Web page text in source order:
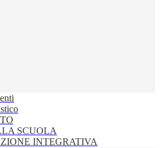
SCUOLA
INTEGRATIVA